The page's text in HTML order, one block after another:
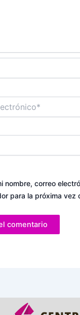
nombre, correo
para la próxima vez